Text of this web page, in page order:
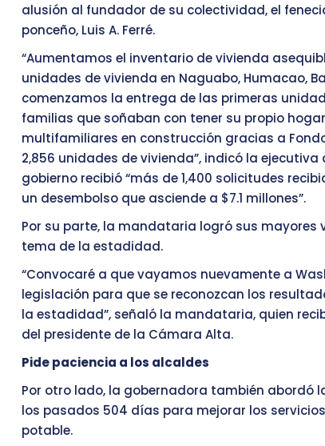
alusión al fundador de su colectividad, el
ponceño, Luis A. Ferré.
“Aumentamos el inventario de vivienda
unidades de vivienda en Naguabo, Humacao,
comenzamos la entrega de las primeras
familias que soñaban con tener su propio
multifamiliares en construcción gracias a
2,856 unidades de vivienda”, indicó la
gobierno recibió “más de 1,400 solicitudes
un desembolso que asciende a $7.1 millones”.
Por su parte, la mandataria logró sus mayores
tema de la estadidad.
“Convocaré a que vayamos nuevamente a
legislación para que se reconozcan los
la estadidad”, señaló la mandataria, quien
del presidente de la Cámara Alta.
Pide paciencia a los alcaldes
Por otro lado, la gobernadora también abordó
los pasados 504 días para mejorar los
potable.